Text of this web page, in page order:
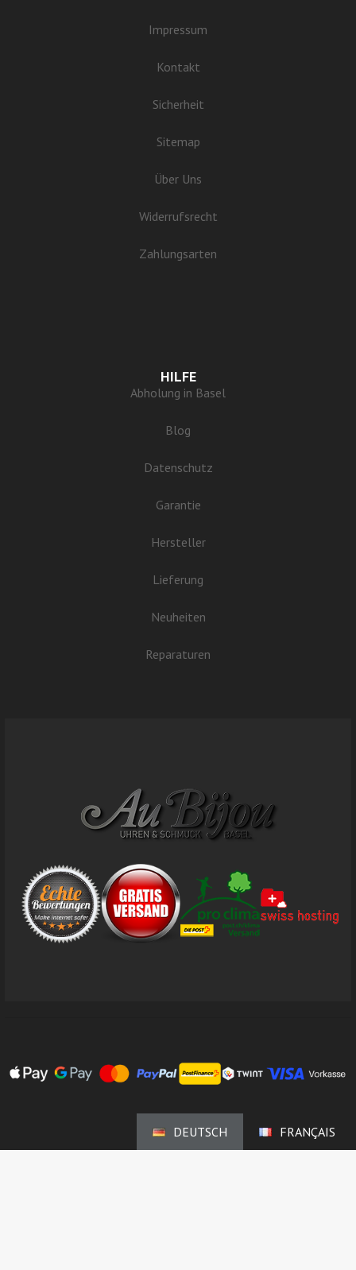
Impressum
Kontakt
Sicherheit
Sitemap
Über Uns
Widerrufsrecht
Zahlungsarten
HILFE
Abholung in Basel
Blog
Datenschutz
Garantie
Hersteller
Lieferung
Neuheiten
Reparaturen
DEUTSCH FRANÇAIS